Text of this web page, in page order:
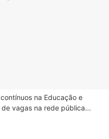
na Educação e
vagas na rede pública...